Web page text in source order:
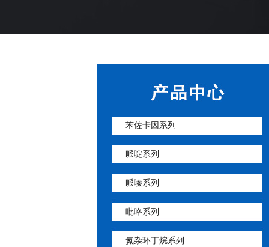
苯佐卡因系列
哌啶系列
哌嗪系列
吡咯系列
氮杂环丁烷系列